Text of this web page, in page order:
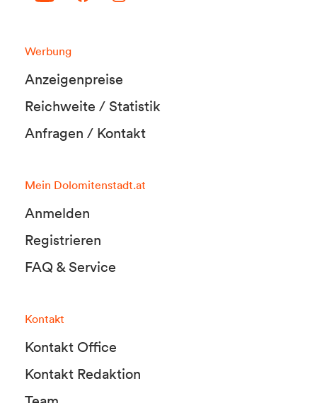
Werbung
Anzeigenpreise
Reichweite / Statistik
Anfragen / Kontakt
Mein Dolomitenstadt.at
Anmelden
Registrieren
FAQ & Service
Kontakt
Kontakt Office
Kontakt Redaktion